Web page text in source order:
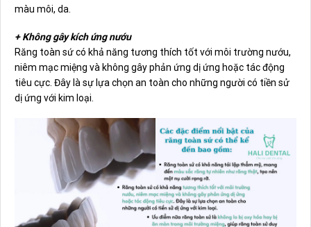
màu môi, da.
+ Không gây kích ứng nướu
Răng toàn sứ có khả năng tương thích tốt với môi trường nướu,
niêm mạc miệng và không gây phản ứng dị ứng hoặc tác động
tiêu cực. Đây là sự lựa chọn an toàn cho những người có tiền sử
dị ứng với kim loại.